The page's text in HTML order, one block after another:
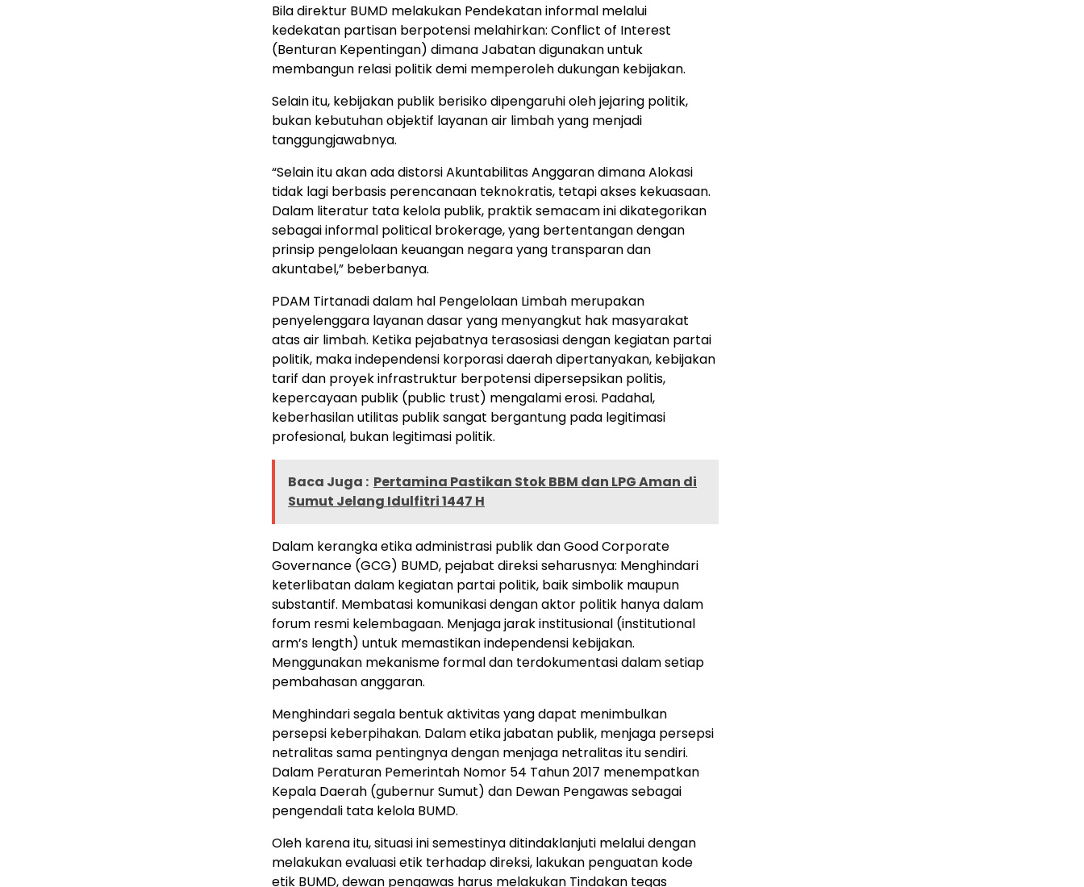
Bila direktur BUMD melakukan Pendekatan informal melalui
kedekatan partisan berpotensi melahirkan: Conflict of Interest
(Benturan Kepentingan) dimana Jabatan digunakan untuk
membangun relasi politik demi memperoleh dukungan kebijakan.
Selain itu, kebijakan publik berisiko dipengaruhi oleh jejaring politik,
bukan kebutuhan objektif layanan air limbah yang menjadi
tanggungjawabnya.
“Selain itu akan ada distorsi Akuntabilitas Anggaran dimana Alokasi
tidak lagi berbasis perencanaan teknokratis, tetapi akses kekuasaan.
Dalam literatur tata kelola publik, praktik semacam ini dikategorikan
sebagai informal political brokerage, yang bertentangan dengan
prinsip pengelolaan keuangan negara yang transparan dan
akuntabel,” beberbanya.
PDAM Tirtanadi dalam hal Pengelolaan Limbah merupakan
penyelenggara layanan dasar yang menyangkut hak masyarakat
atas air limbah. Ketika pejabatnya terasosiasi dengan kegiatan partai
politik, maka independensi korporasi daerah dipertanyakan, kebijakan
tarif dan proyek infrastruktur berpotensi dipersepsikan politis,
kepercayaan publik (public trust) mengalami erosi. Padahal,
keberhasilan utilitas publik sangat bergantung pada legitimasi
profesional, bukan legitimasi politik.
Baca Juga : Pertamina Pastikan Stok BBM dan LPG Aman di
Sumut Jelang Idulfitri 1447 H
Dalam kerangka etika administrasi publik dan Good Corporate
Governance (GCG) BUMD, pejabat direksi seharusnya: Menghindari
keterlibatan dalam kegiatan partai politik, baik simbolik maupun
substantif. Membatasi komunikasi dengan aktor politik hanya dalam
forum resmi kelembagaan. Menjaga jarak institusional (institutional
arm’s length) untuk memastikan independensi kebijakan.
Menggunakan mekanisme formal dan terdokumentasi dalam setiap
pembahasan anggaran.
Menghindari segala bentuk aktivitas yang dapat menimbulkan
persepsi keberpihakan. Dalam etika jabatan publik, menjaga persepsi
netralitas sama pentingnya dengan menjaga netralitas itu sendiri.
Dalam Peraturan Pemerintah Nomor 54 Tahun 2017 menempatkan
Kepala Daerah (gubernur Sumut) dan Dewan Pengawas sebagai
pengendali tata kelola BUMD.
Oleh karena itu, situasi ini semestinya ditindaklanjuti melalui dengan
melakukan evaluasi etik terhadap direksi, lakukan penguatan kode
etik BUMD, dewan pengawas harus melakukan Tindakan tegas